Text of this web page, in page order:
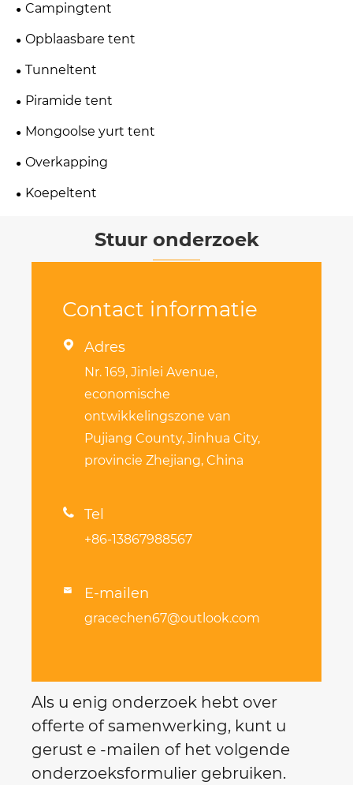
Campingtent
Opblaasbare tent
Tunneltent
Piramide tent
Mongoolse yurt tent
Overkapping
Koepeltent
Stuur onderzoek
Contact informatie
 Adres
Nr. 169, Jinlei Avenue,
economische
ontwikkelingszone van
Pujiang County, Jinhua City,
provincie Zhejiang, China
 Tel
+86-13867988567
 E-mailen
gracechen67@outlook.com
Als u enig onderzoek hebt over
offerte of samenwerking, kunt u
gerust e -mailen of het volgende
onderzoeksformulier gebruiken.